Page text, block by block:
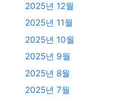
2025년 12월
2025년 11월
2025년 10월
2025년 9월
2025년 8월
2025년 7월